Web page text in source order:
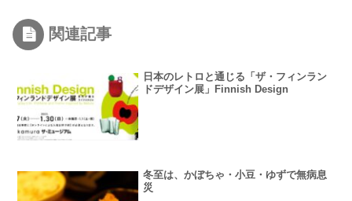
関連記事
日本のレトロと通じる「ザ・フィンラン
ドデザイン展」Finnish Design
冬至は、かぼちゃ・小豆・ゆずで無病息
災